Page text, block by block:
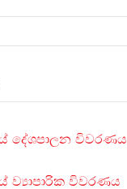
දේශපාලන විවරණය
ව්‍යාපාරික විවරණය